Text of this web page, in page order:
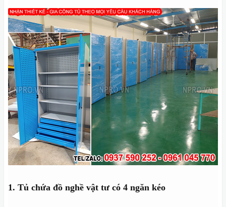
1. Tủ chứa đồ nghề vật tư có 4 ngăn kéo